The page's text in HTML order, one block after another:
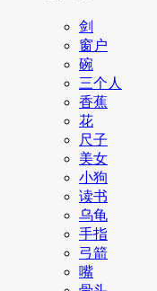
剑
窗户
碗
三个人
香蕉
花
尺子
美女
小狗
读书
乌龟
手指
弓箭
嘴